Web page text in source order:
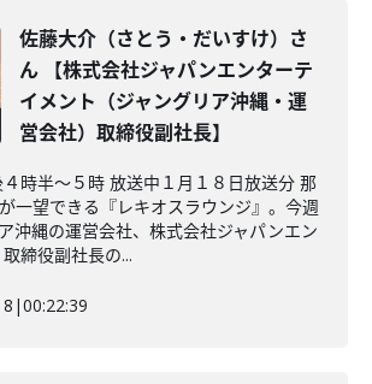
佐藤大介（さとう・だいすけ）さ
ん 【株式会社ジャパンエンターテ
イメント（ジャングリア沖縄・運
営会社）取締役副社長】
時半～５時 放送中１月１８日放送分 那
一望できる『レキオスラウンジ』。今週
沖縄の運営会社、株式会社ジャパンエン
締役副社長の...
|00:22:39